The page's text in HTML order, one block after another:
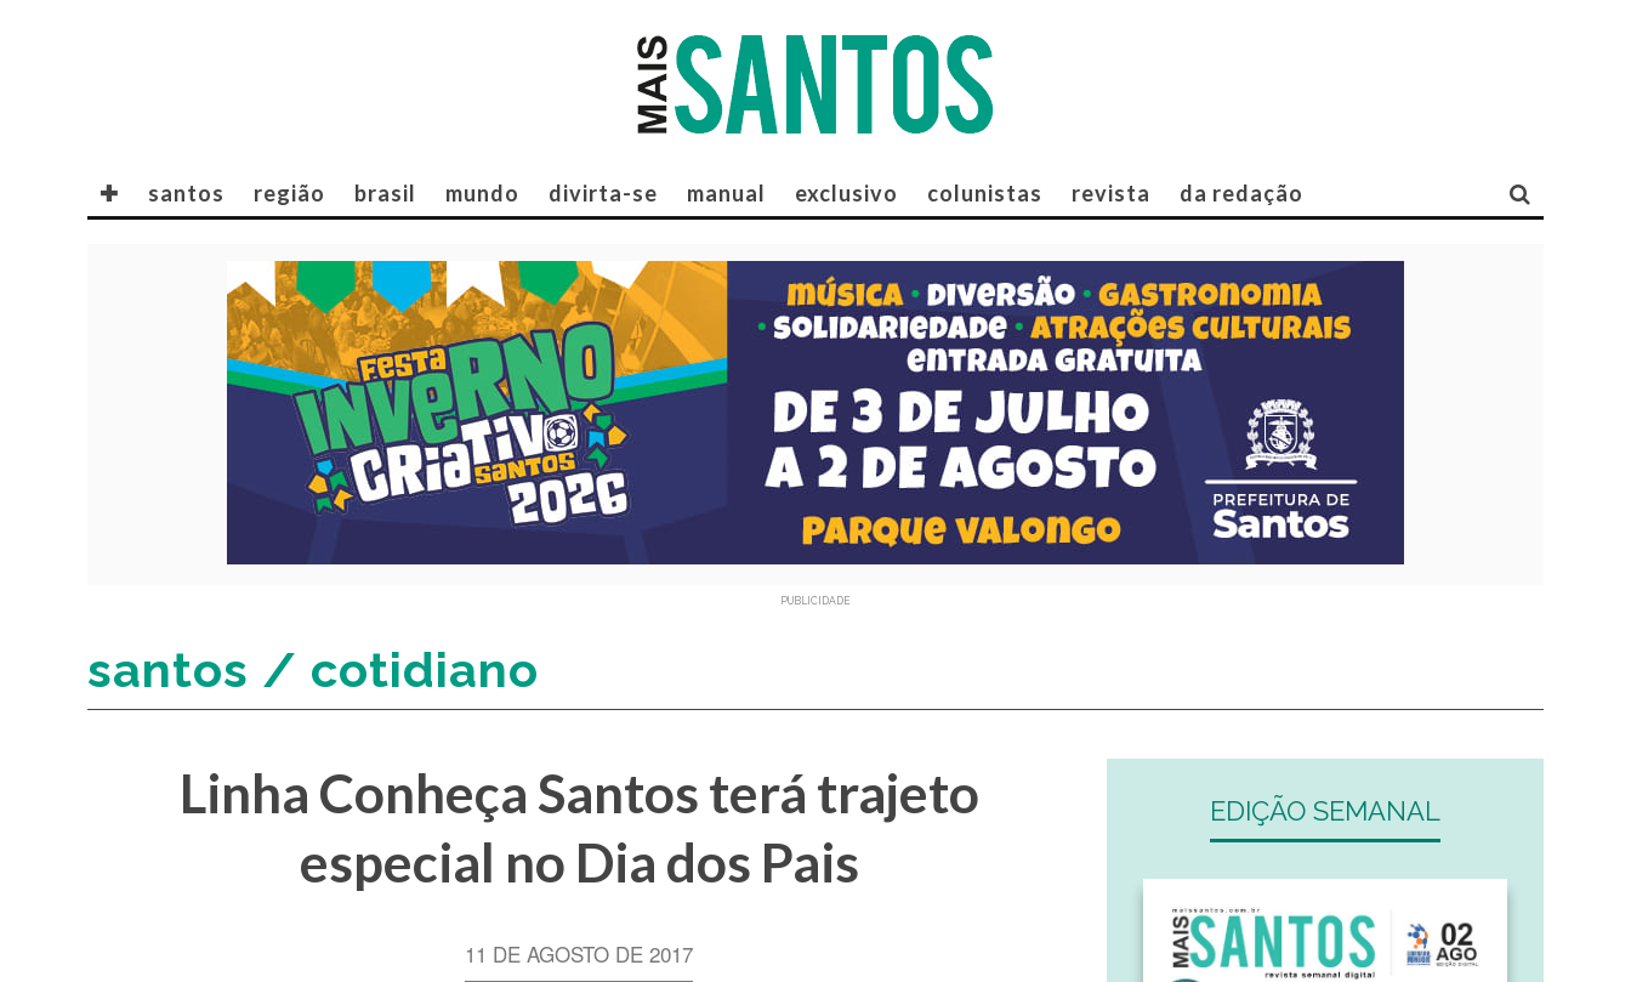
✚ santos região brasil mundo divirta-se manual exclusivo colunistas revista da redação
PUBLICIDADE
santos / cotidiano
Linha Conheça Santos terá trajeto
especial no Dia dos Pais
11 DE AGOSTO DE 2017
EDIÇÃO SEMANAL